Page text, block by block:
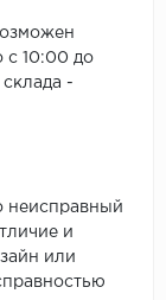
с 10:00 до
-
неисправный
и
или